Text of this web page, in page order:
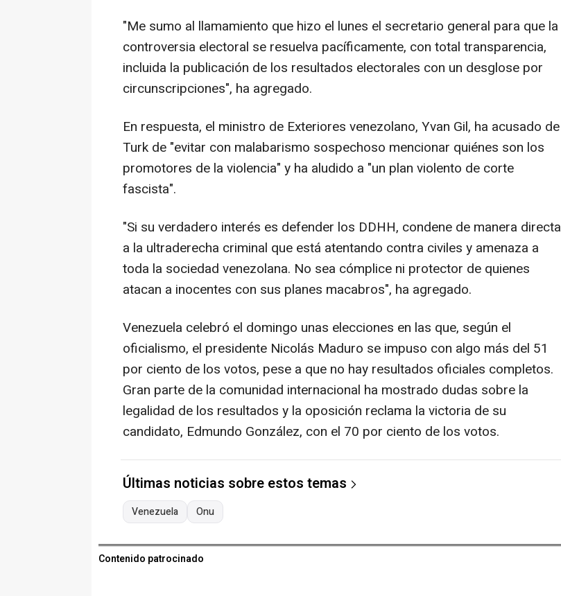
"Me sumo al llamamiento que hizo el lunes el secretario general para que la
controversia electoral se resuelva pacíficamente, con total transparencia,
incluida la publicación de los resultados electorales con un desglose por
circunscripciones", ha agregado.
En respuesta, el ministro de Exteriores venezolano, Yvan Gil, ha acusado de
Turk de "evitar con malabarismo sospechoso mencionar quiénes son los
promotores de la violencia" y ha aludido a "un plan violento de corte
fascista".
"Si su verdadero interés es defender los DDHH, condene de manera directa
a la ultraderecha criminal que está atentando contra civiles y amenaza a
toda la sociedad venezolana. No sea cómplice ni protector de quienes
atacan a inocentes con sus planes macabros", ha agregado.
Venezuela celebró el domingo unas elecciones en las que, según el
oficialismo, el presidente Nicolás Maduro se impuso con algo más del 51
por ciento de los votos, pese a que no hay resultados oficiales completos.
Gran parte de la comunidad internacional ha mostrado dudas sobre la
legalidad de los resultados y la oposición reclama la victoria de su
candidato, Edmundo González, con el 70 por ciento de los votos.
Últimas noticias sobre estos temas
Venezuela Onu
Contenido patrocinado